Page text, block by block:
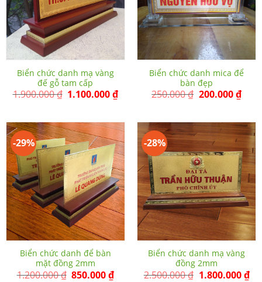
Biển chức danh mạ vàng
đế gỗ tam cấp
1.900.000₫ 1.100.000₫
Biển chức danh mica để
bàn đẹp
250.000₫ 200.000₫
-29%
Biển chức danh để bàn
mặt đồng 2mm
1.200.000₫ 850.000₫
-28%
Biển chức danh mạ vàng
đồng 2mm
2.500.000₫ 1.800.000₫